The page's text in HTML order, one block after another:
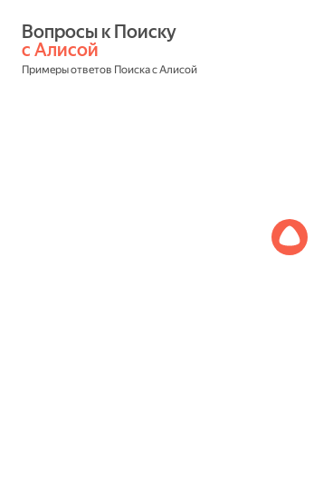
с Алисой
Примеры ответов Поиска с Алисой